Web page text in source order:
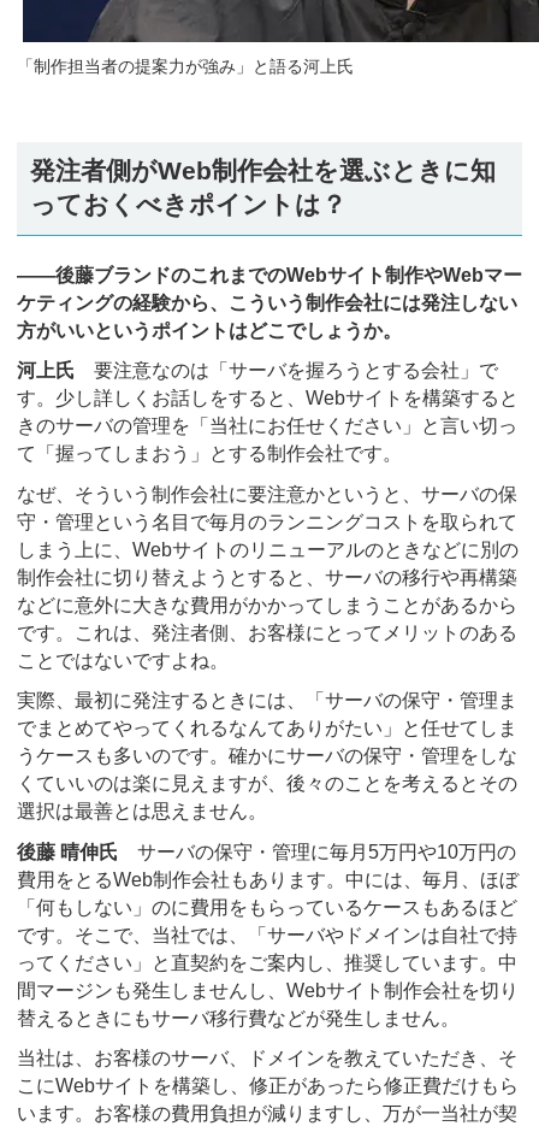
「制作担当者の提案力が強み」と語る河上氏
発注者側がWeb制作会社を選ぶときに知
っておくべきポイントは？
――後藤ブランドのこれまでのWebサイト制作やWebマー
ケティングの経験から、こういう制作会社には発注しない
方がいいというポイントはどこでしょうか。
河上氏 要注意なのは「サーバを握ろうとする会社」で
す。少し詳しくお話しをすると、Webサイトを構築すると
きのサーバの管理を「当社にお任せください」と言い切っ
て「握ってしまおう」とする制作会社です。
なぜ、そういう制作会社に要注意かというと、サーバの保
守・管理という名目で毎月のランニングコストを取られて
しまう上に、Webサイトのリニューアルのときなどに別の
制作会社に切り替えようとすると、サーバの移行や再構築
などに意外に大きな費用がかかってしまうことがあるから
です。これは、発注者側、お客様にとってメリットのある
ことではないですよね。
実際、最初に発注するときには、「サーバの保守・管理ま
でまとめてやってくれるなんてありがたい」と任せてしま
うケースも多いのです。確かにサーバの保守・管理をしな
くていいのは楽に見えますが、後々のことを考えるとその
選択は最善とは思えません。
後藤 晴伸氏 サーバの保守・管理に毎月5万円や10万円の
費用をとるWeb制作会社もあります。中には、毎月、ほぼ
「何もしない」のに費用をもらっているケースもあるほど
です。そこで、当社では、「サーバやドメインは自社で持
ってください」と直契約をご案内し、推奨しています。中
間マージンも発生しませんし、Webサイト制作会社を切り
替えるときにもサーバ移行費などが発生しません。
当社は、お客様のサーバ、ドメインを教えていただき、そ
こにWebサイトを構築し、修正があったら修正費だけもら
います。お客様の費用負担が減りますし、万が一当社が契